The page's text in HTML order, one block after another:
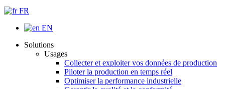
FR
EN
Solutions
Usages
Collecter et exploiter vos données de production
Piloter la production en temps réel
Optimiser la performance industrielle